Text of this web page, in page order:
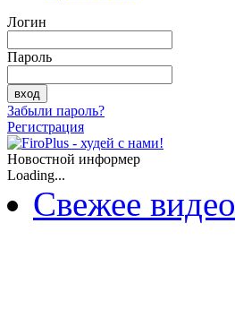
Логин
Пароль
Забыли пароль?
Регистрация
Новостной информер
Loading...
Свежее видео